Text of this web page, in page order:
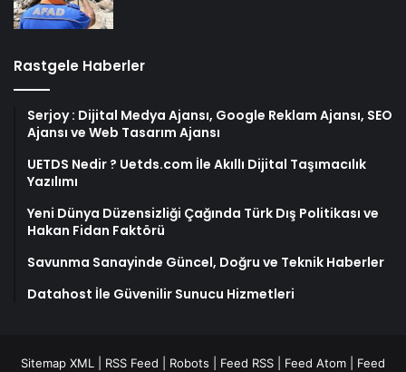
Rastgele Haberler
Serjoy : Dijital Medya Ajansı, Google Reklam Ajansı, SEO
Ajansı ve Web Tasarım Ajansı
UETDS Nedir ? Uetds.com İle Akıllı Dijital Taşımacılık
Yazılımı
Yeni Dünya Düzensizliği Çağında Türk Dış Politikası ve
Hakan Fidan Faktörü
Savunma Sanayinde Güncel, Doğru ve Teknik Haberler
Datahost İle Güvenilir Sunucu Hizmetleri
Sitemap XML RSS Feed Robots Feed RSS Feed Atom Feed